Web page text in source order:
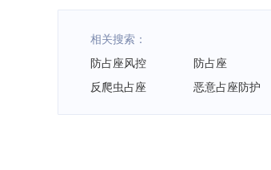
相关搜索：
防占座风控
防占座
反爬虫占座
恶意占座防护